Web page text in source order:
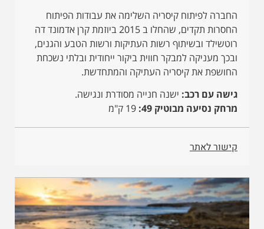
החברה לפיתוח קיסריה השלימה את עבודות הפיתוח
החסרות תקדים, שהחלו ב 2015 ביוזמת קרן אדמונד דה
רוטשילד ובשיתוף רשות העתיקות ורשות הטבע והגנים,
ובכך מעניקה למבקר חווית ביקור ייחודית ובלתי נשכחת
החושפת את קיסריה העתיקה והמתחדשת.
גישה עם רכב: ישנה חנייה מסודרת ונגישה.
מרחק נסיעה מבוטיק 49:
קישור לאתר